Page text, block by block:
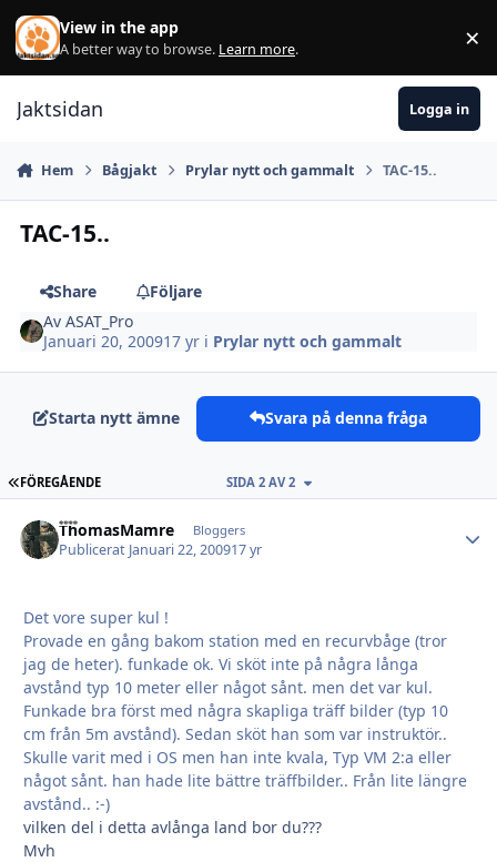
Hoppa till innehåll
View in the app
A better way to browse. Learn more. ×
Jaktsidan Logga in
Hem Bågjakt Prylar nytt och gammalt TAC-15..
TAC-15..
Share
Följare
AvASAT_Pro
Januari 20, 200917 yr i Prylar nytt och gammalt
Starta nytt ämne Svara på denna fråga
FÖRSTA SIDAN
FÖREGÅENDE SIDA 2 AV 2
ThomasMamre Bloggers
Publicerat Januari 22, 200917 yr
Det vore super kul !
Provade en gång bakom station med en recurvbåge (tror
jag de heter). funkade ok. Vi sköt inte på några långa
avstånd typ 10 meter eller något sånt. men det var kul.
Funkade bra först med några skapliga träff bilder (typ 10
cm från 5m avstånd). Sedan sköt han som var instruktör..
Skulle varit med i OS men han inte kvala, Typ VM 2:a eller
något sånt. han hade lite bättre träffbilder.. Från lite längre
avstånd.. :-)
vilken del i detta avlånga land bor du???
Mvh